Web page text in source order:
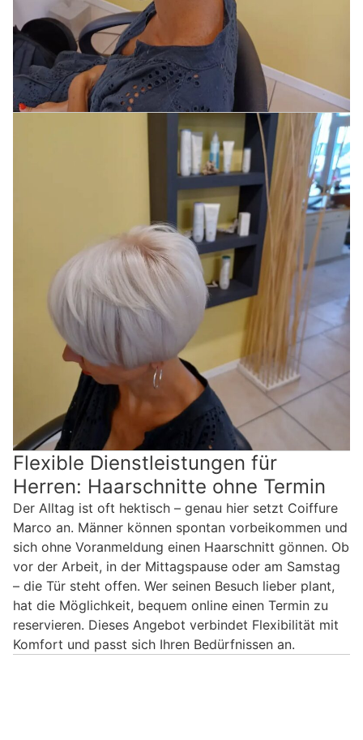
Flexible Dienstleistungen für
Herren: Haarschnitte ohne Termin
Der Alltag ist oft hektisch – genau hier setzt Coiffure
Marco an. Männer können spontan vorbeikommen und
sich ohne Voranmeldung einen Haarschnitt gönnen. Ob
vor der Arbeit, in der Mittagspause oder am Samstag
– die Tür steht offen. Wer seinen Besuch lieber plant,
hat die Möglichkeit, bequem online einen Termin zu
reservieren. Dieses Angebot verbindet Flexibilität mit
Komfort und passt sich Ihren Bedürfnissen an.